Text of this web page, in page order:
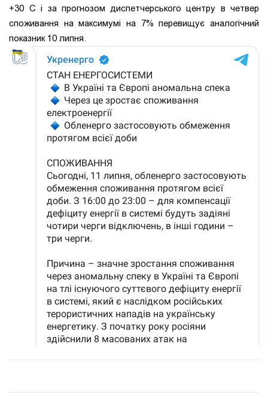
+30 С і за прогнозом диспетчерського центру в четвер
споживання на максимумі на 7% перевищує аналогічний
показник 10 липня.